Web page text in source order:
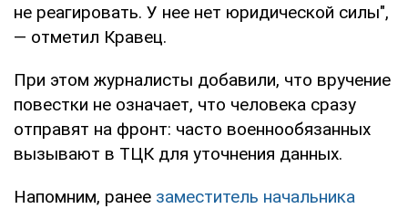
не реагировать. У нее нет юридической силы",
— отметил Кравец.
При этом журналисты добавили, что вручение
повестки не означает, что человека сразу
отправят на фронт: часто военнообязанных
вызывают в ТЦК для уточнения данных.
Напомним, ранее заместитель начальника